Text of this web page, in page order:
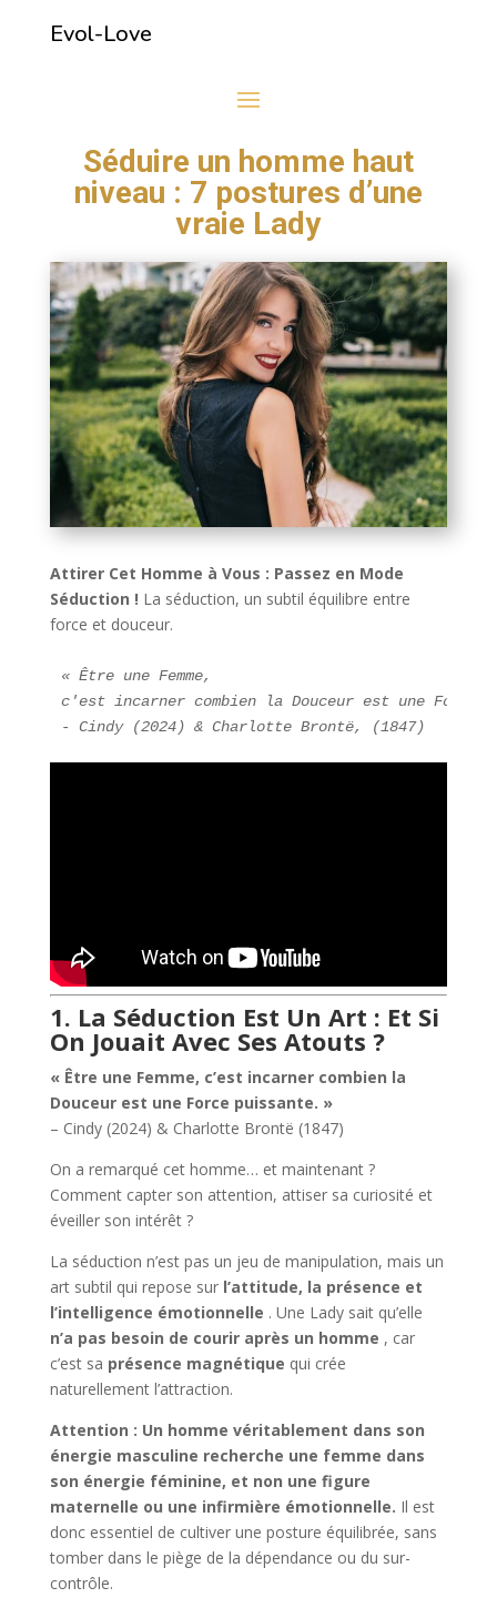
Evol-Love
Séduire un homme haut
niveau : 7 postures d’une
vraie Lady
Attirer Cet Homme à Vous : Passez en Mode
Séduction ! La séduction, un subtil équilibre entre
force et douceur.
« Être une Femme,
c'est incarner combien la Douceur est une Force
- Cindy (2024) & Charlotte Brontë, (1847)
1. La Séduction Est Un Art : Et Si
On Jouait Avec Ses Atouts ?
« Être une Femme, c’est incarner combien la
Douceur est une Force puissante. »
– Cindy (2024) & Charlotte Brontë (1847)
On a remarqué cet homme… et maintenant ?
Comment capter son attention, attiser sa curiosité et
éveiller son intérêt ?
La séduction n’est pas un jeu de manipulation, mais un
art subtil qui repose sur l’attitude, la présence et
l’intelligence émotionnelle . Une Lady sait qu’elle
n’a pas besoin de courir après un homme , car
c’est sa présence magnétique qui crée
naturellement l’attraction.
Attention : Un homme véritablement dans son
énergie masculine recherche une femme dans
son énergie féminine, et non une figure
maternelle ou une infirmière émotionnelle. Il est
donc essentiel de cultiver une posture équilibrée, sans
tomber dans le piège de la dépendance ou du sur-
contrôle.